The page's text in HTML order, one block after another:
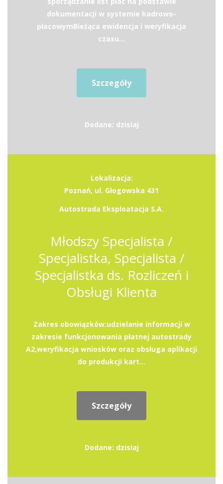
dokumentacji w systemie kadrowo-
płacowymBieżąca ewidencja i weryfikacja
czasu...
Szczegóły
Dodane: dzisiaj
Lokalizacja:
Poznań, ul. Głogowska 431
Autostrada Eksploatacja S.A.
Młodszy Specjalista /
Specjalistka, Specjalista /
Specjalistka ds. Rozliczeń i
Obsługi Klienta
Zakres obowiązków:udzielanie informacji w
zakresie funkcjonowania płatnej autostrady
A2,weryfikacja wniosków oraz obsługa aplikacji
do produkcji kart...
Szczegóły
Dodane: dzisiaj